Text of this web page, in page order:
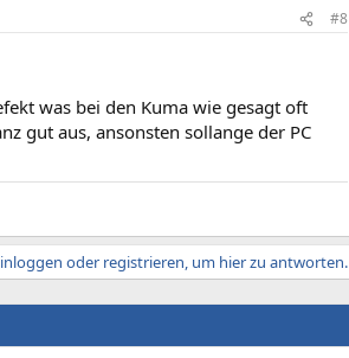
#8
was bei den Kuma wie gesagt oft
gut aus, ansonsten sollange der PC
oder registrieren, um hier zu antworten.